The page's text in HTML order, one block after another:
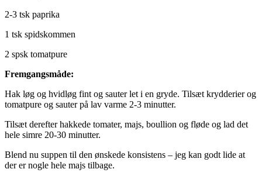
2-3 tsk paprika
1 tsk spidskommen
2 spsk tomatpure
Fremgangsmåde:
Hak løg og hvidløg fint og sauter let i en gryde. Tilsæt krydderier og
tomatpure og sauter på lav varme 2-3 minutter.
Tilsæt derefter hakkede tomater, majs, boullion og fløde og lad det
hele simre 20-30 minutter.
Blend nu suppen til den ønskede konsistens – jeg kan godt lide at
der er nogle hele majs tilbage.